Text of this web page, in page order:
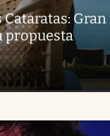
Cataratas: Gran
propuesta